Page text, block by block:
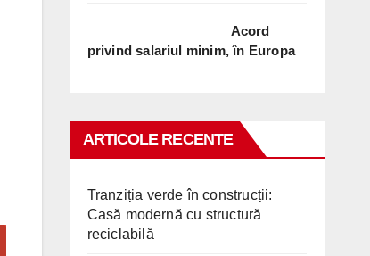
Acord
privind salariul minim, în Europa
ARTICOLE RECENTE
Tranziția verde în construcții:
Casă modernă cu structură
reciclabilă